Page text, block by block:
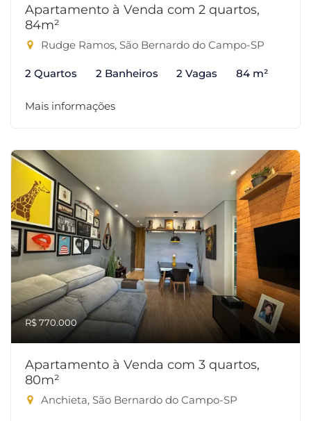
Apartamento à Venda com 2 quartos,
84m²
Rudge Ramos, São Bernardo do Campo-SP
2 Quartos 2 Banheiros 2 Vagas 84 m²
Mais informações
R$ 770.000
Apartamento à Venda com 3 quartos,
80m²
Anchieta, São Bernardo do Campo-SP